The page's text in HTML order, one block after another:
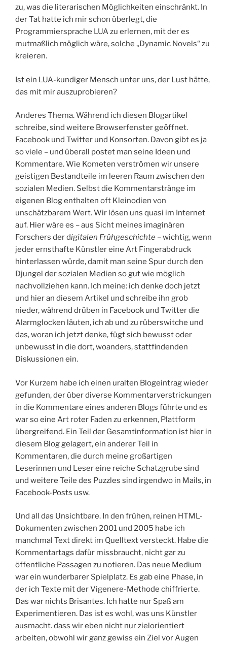
zu, was die literarischen Möglichkeiten einschränkt. In
der Tat hatte ich mir schon überlegt, die
Programmiersprache LUA zu erlernen, mit der es
mutmaßlich möglich wäre, solche „Dynamic Novels“ zu
kreieren.
Ist ein LUA-kundiger Mensch unter uns, der Lust hätte,
das mit mir auszuprobieren?
Anderes Thema. Während ich diesen Blogartikel
schreibe, sind weitere Browserfenster geöffnet.
Facebook und Twitter und Konsorten. Davon gibt es ja
so viele – und überall postet man seine Ideen und
Kommentare. Wie Kometen verströmen wir unsere
geistigen Bestandteile im leeren Raum zwischen den
sozialen Medien. Selbst die Kommentarstränge im
eigenen Blog enthalten oft Kleinodien von
unschätzbarem Wert. Wir lösen uns quasi im Internet
auf. Hier wäre es – aus Sicht meines imaginären
Forschers der digitalen Frühgeschichte – wichtig, wenn
jeder ernsthafte Künstler eine Art Fingerabdruck
hinterlassen würde, damit man seine Spur durch den
Djungel der sozialen Medien so gut wie möglich
nachvollziehen kann. Ich meine: ich denke doch jetzt
und hier an diesem Artikel und schreibe ihn grob
nieder, während drüben in Facebook und Twitter die
Alarmglocken läuten, ich ab und zu rüberswitche und
das, woran ich jetzt denke, fügt sich bewusst oder
unbewusst in die dort, woanders, stattfindenden
Diskussionen ein.
Vor Kurzem habe ich einen uralten Blogeintrag wieder
gefunden, der über diverse Kommentarverstrickungen
in die Kommentare eines anderen Blogs führte und es
war so eine Art roter Faden zu erkennen, Plattform
übergreifend. Ein Teil der Gesamtinformation ist hier in
diesem Blog gelagert, ein anderer Teil in
Kommentaren, die durch meine großartigen
Leserinnen und Leser eine reiche Schatzgrube sind
und weitere Teile des Puzzles sind irgendwo in Mails, in
Facebook-Posts usw.
Und all das Unsichtbare. In den frühen, reinen HTML-
Dokumenten zwischen 2001 und 2005 habe ich
manchmal Text direkt im Quelltext versteckt. Habe die
Kommentartags dafür missbraucht, nicht gar zu
öffentliche Passagen zu notieren. Das neue Medium
war ein wunderbarer Spielplatz. Es gab eine Phase, in
der ich Texte mit der Vigenere-Methode chiffrierte.
Das war nichts Brisantes. Ich hatte nur Spaß am
Experimentieren. Das ist es wohl, was uns Künstler
ausmacht. dass wir eben nicht nur zielorientiert
arbeiten, obwohl wir ganz gewiss ein Ziel vor Augen